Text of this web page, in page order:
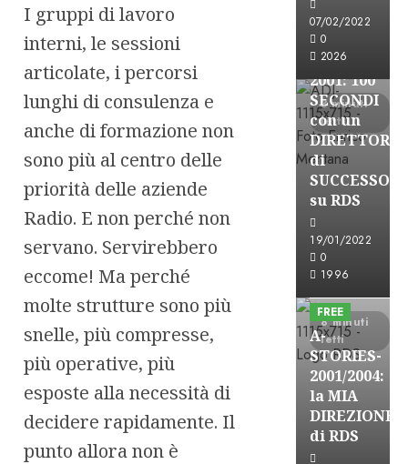
I gruppi di lavoro
interni, le sessioni
articolate, i percorsi
lunghi di consulenza e
anche di formazione non
sono più al centro delle
priorità delle aziende
Radio. E non perché non
servano. Servirebbero
eccome! Ma perché
molte strutture sono più
snelle, più compresse,
più operative, più
esposte alla necessità di
decidere rapidamente. Il
punto allora non è
07/02/2022
0
2026
3 minuti
letti
FREE
A-
STORIES-
2001: 100
SECONDI
con un
DIRETTORE
di
SUCCESSO
su RDS
19/01/2022
0
1996
8 minuti
letti
A-Stories
FREE
A-
STORIES-
2001/2004:
la MIA
DIREZIONE
di RDS
A-Stories
Formazione